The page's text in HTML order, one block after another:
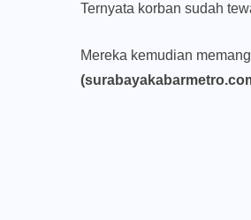
Ternyata korban sudah
Mereka kemudian